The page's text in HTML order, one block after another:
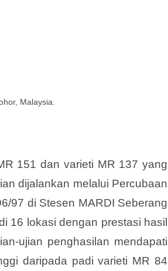
Malaysia.
151 dan varieti MR 137 yang
dijalankan melalui Percubaan
97 di Stesen MARDI Seberang
16 lokasi dengan prestasi hasil
ujian penghasilan mendapati
daripada padi varieti MR 84